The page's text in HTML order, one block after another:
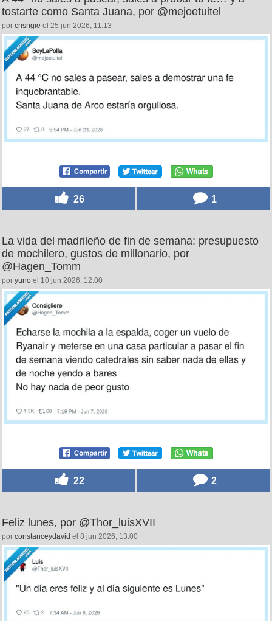
tostarte como Santa Juana, por @mejoetuitel
por crisngie el 25 jun 2026, 11:13
26 1
La vida del madrileño de fin de semana: presupuesto
de mochilero, gustos de millonario, por
@Hagen_Tomm
por yuno el 10 jun 2026, 12:00
22 2
Feliz lunes, por @Thor_luisXVII
por constanceydavid el 8 jun 2026, 13:00